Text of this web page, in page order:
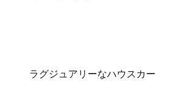
ラグジュアリーなハウスカー